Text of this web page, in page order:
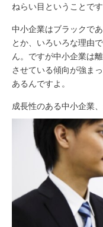
ねらい目ということです
中小企業はブラックで
とか、いろいろな理由
ん。ですが中小企業は
させている傾向が強ま
あるんですよ。
成長性のある中小企業、